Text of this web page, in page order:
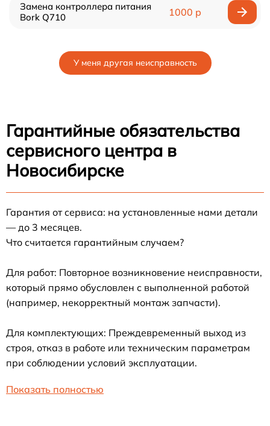
Замена контроллера питания
Bork Q710
1000 р
У меня другая неисправность
Гарантийные обязательства
сервисного центра в
Новосибирске
Гарантия от сервиса: на установленные нами детали
— до 3 месяцев.
Что считается гарантийным случаем?
Для работ: Повторное возникновение неисправности,
который прямо обусловлен с выполненной работой
(например, некорректный монтаж запчасти).
Для комплектующих: Преждевременный выход из
строя, отказ в работе или техническим параметрам
при соблюдении условий эксплуатации.
Показать полностью